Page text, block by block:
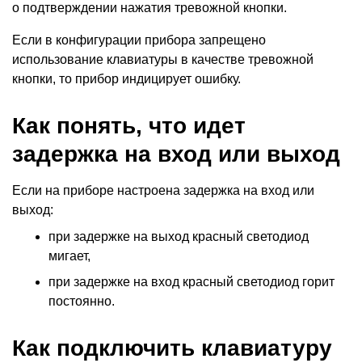
о подтверждении нажатия тревожной кнопки.
Если в конфигурации прибора запрещено
использование клавиатуры в качестве тревожной
кнопки, то прибор индицирует ошибку.
Как понять, что идет
задержка на вход или выход
Если на приборе настроена задержка на вход или
выход:
при задержке на выход красный светодиод
мигает,
при задержке на вход красный светодиод горит
постоянно.
Как подключить клавиатуру